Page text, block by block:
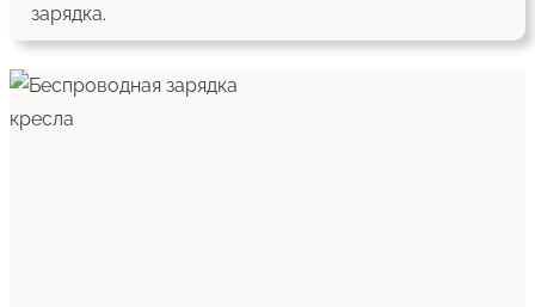
зарядка.